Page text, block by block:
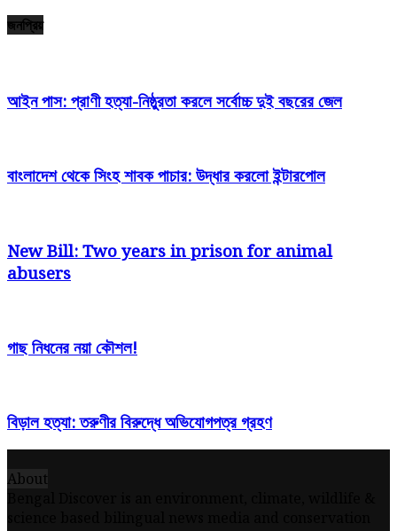
জনপ্রিয়
আইন পাস: প্রাণী হত্যা-নিষ্ঠুরতা করলে সর্বোচ্চ দুই বছরের জেল
বাংলাদেশ থেকে সিংহ শাবক পাচার: উদ্ধার করলো ইন্টারপোল
New Bill: Two years in prison for animal
abusers
গাছ নিধনের নয়া কৌশল!
বিড়াল হত্যা: তরুণীর বিরুদ্ধে অভিযোগপত্র গ্রহণ
About